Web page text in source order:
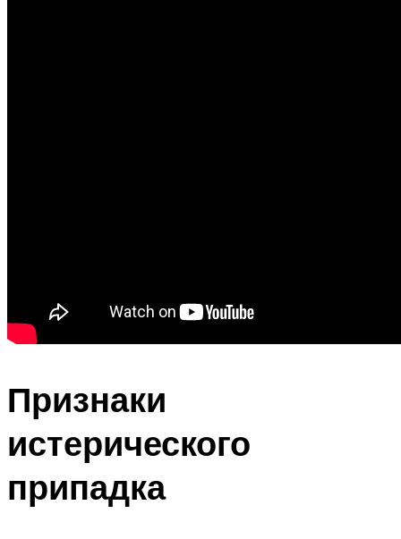
Признаки
истерического
припадка